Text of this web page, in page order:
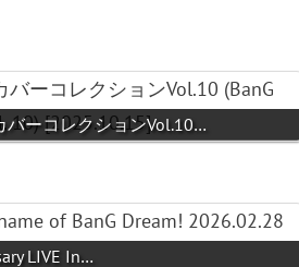
バーコレクションVol.10…
LIVE In…